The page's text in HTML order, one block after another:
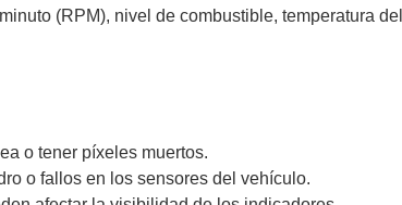
(RPM), nivel de combustible, temperatura
o tener píxeles muertos.
o fallos en los sensores del vehículo.